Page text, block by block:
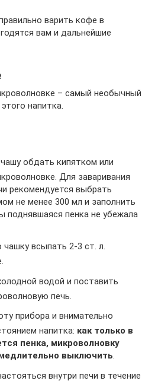
варить кофе в
вам и дальнейшие
– самый необычный
напитка.
обдать кипятком или
Для заваривания
рекомендуется выбрать
не менее 300 мл и заполнить
поднявшаяся пенка не убежала
чашку всыпать 2-3 ст. л.
водой и поставить
печь.
прибора и внимательно
напитка: как только в
пенка, микроволновку
выключить.
внутри печи в течение